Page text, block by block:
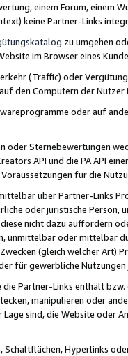
einem Forum, einem
keine Partner-Links
zu umgehen
im Browser eines
(Traffic) oder
den Computern der
oder auf
oder Sternebewertungen
API und die PA API
für die
über Partner-Links
oder juristische
nicht dazu auffordern
unmittelbar oder mittelbar
(gleich welcher Art)
für gewerbliche
die Partner-Links enthält
manipulieren oder
sind, die Website oder
Schaltflächen, Hyperlinks